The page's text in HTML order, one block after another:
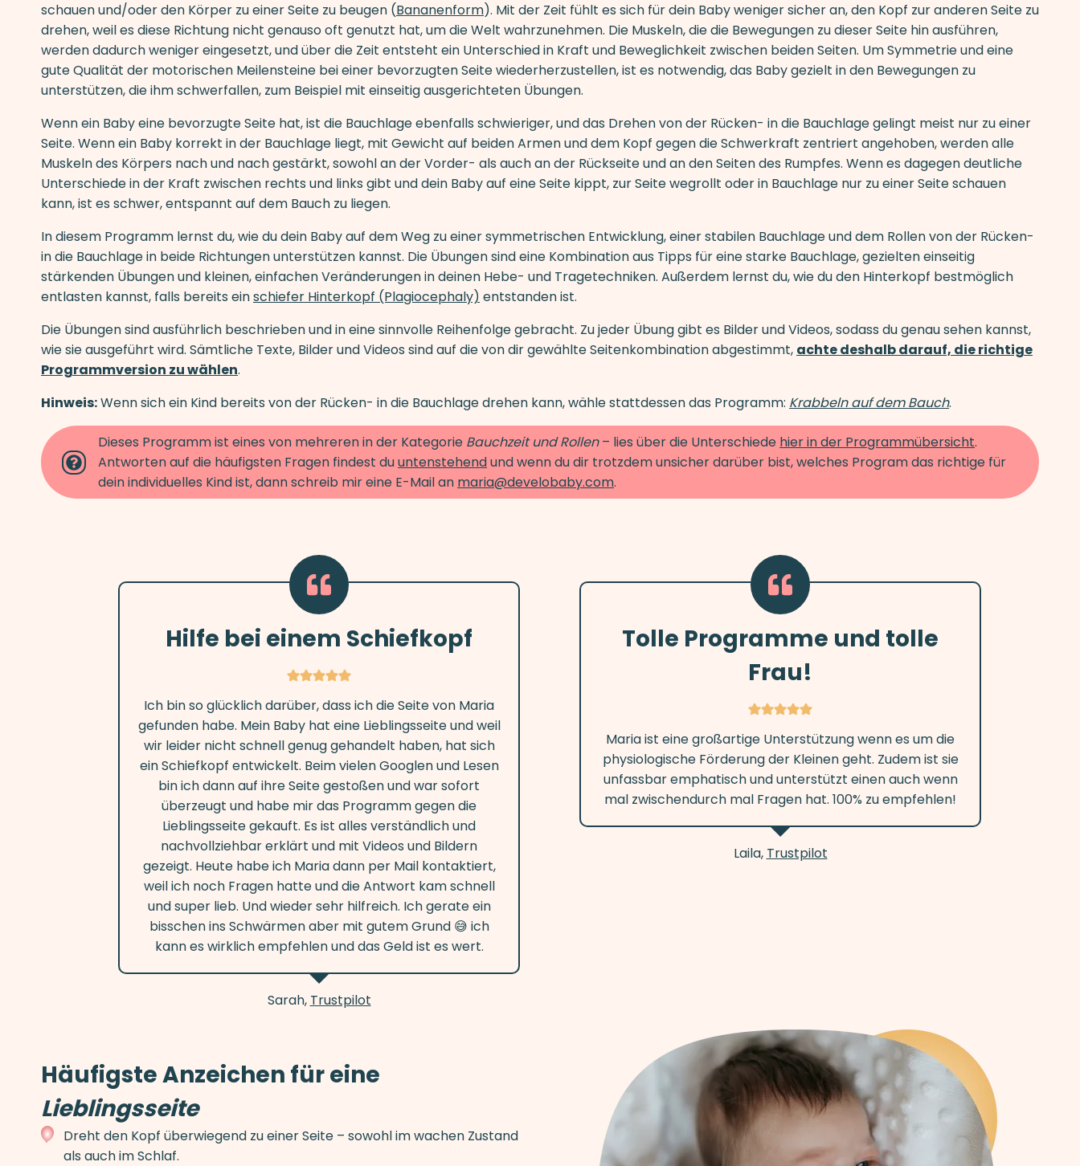
schauen und/oder den Körper zu einer Seite zu beugen (Bananenform). Mit der Zeit fühlt es sich für dein Baby weniger sicher an, den Kopf zur anderen Seite zu
drehen, weil es diese Richtung nicht genauso oft genutzt hat, um die Welt wahrzunehmen. Die Muskeln, die die Bewegungen zu dieser Seite hin ausführen,
werden dadurch weniger eingesetzt, und über die Zeit entsteht ein Unterschied in Kraft und Beweglichkeit zwischen beiden Seiten. Um Symmetrie und eine
gute Qualität der motorischen Meilensteine bei einer bevorzugten Seite wiederherzustellen, ist es notwendig, das Baby gezielt in den Bewegungen zu
unterstützen, die ihm schwerfallen, zum Beispiel mit einseitig ausgerichteten Übungen.
Wenn ein Baby eine bevorzugte Seite hat, ist die Bauchlage ebenfalls schwieriger, und das Drehen von der Rücken- in die Bauchlage gelingt meist nur zu einer
Seite. Wenn ein Baby korrekt in der Bauchlage liegt, mit Gewicht auf beiden Armen und dem Kopf gegen die Schwerkraft zentriert angehoben, werden alle
Muskeln des Körpers nach und nach gestärkt, sowohl an der Vorder- als auch an der Rückseite und an den Seiten des Rumpfes. Wenn es dagegen deutliche
Unterschiede in der Kraft zwischen rechts und links gibt und dein Baby auf eine Seite kippt, zur Seite wegrollt oder in Bauchlage nur zu einer Seite schauen
kann, ist es schwer, entspannt auf dem Bauch zu liegen.
In diesem Programm lernst du, wie du dein Baby auf dem Weg zu einer symmetrischen Entwicklung, einer stabilen Bauchlage und dem Rollen von der Rücken-
in die Bauchlage in beide Richtungen unterstützen kannst. Die Übungen sind eine Kombination aus Tipps für eine starke Bauchlage, gezielten einseitig
stärkenden Übungen und kleinen, einfachen Veränderungen in deinen Hebe- und Tragetechniken. Außerdem lernst du, wie du den Hinterkopf bestmöglich
entlasten kannst, falls bereits einschiefer Hinterkopf (Plagiocephaly) entstanden ist.
Die Übungen sind ausführlich beschrieben und in eine sinnvolle Reihenfolge gebracht. Zu jeder Übung gibt es Bilder und Videos, sodass du genau sehen kannst,
wie sie ausgeführt wird. Sämtliche Texte, Bilder und Videos sind auf die von dir gewählte Seitenkombination abgestimmt, achte deshalb darauf, die richtige
Programmversion zu wählen.
Hinweis:Wenn sich ein Kind bereits von der Rücken- in die Bauchlage drehen kann, wähle stattdessen das Programm: Krabbeln auf dem Bauch.
Dieses Programm ist eines von mehreren in der Kategorie Bauchzeit und Rollen– lies über die Unterschiede hier in der Programmübersicht.
Antworten auf die häufigsten Fragen findest duuntenstehendund wenn du dir trotzdem unsicher darüber bist, welches Program das richtige für
dein individuelles Kind ist, dann schreib mir eine E-Mail an maria@develobaby.com.
Hilfe bei einem Schiefkopf
Ich bin so glücklich darüber, dass ich die Seite von Maria
gefunden habe. Mein Baby hat eine Lieblingsseite und weil
wir leider nicht schnell genug gehandelt haben, hat sich
ein Schiefkopf entwickelt. Beim vielen Googlen und Lesen
bin ich dann auf ihre Seite gestoßen und war sofort
überzeugt und habe mir das Programm gegen die
Lieblingsseite gekauft. Es ist alles verständlich und
nachvollziehbar erklärt und mit Videos und Bildern
gezeigt. Heute habe ich Maria dann per Mail kontaktiert,
weil ich noch Fragen hatte und die Antwort kam schnell
und super lieb. Und wieder sehr hilfreich. Ich gerate ein
bisschen ins Schwärmen aber mit gutem Grund 😅 ich
kann es wirklich empfehlen und das Geld ist es wert.
Sarah, Trustpilot
Tolle Programme und tolle
Frau!
Maria ist eine großartige Unterstützung wenn es um die
physiologische Förderung der Kleinen geht. Zudem ist sie
unfassbar emphatisch und unterstützt einen auch wenn
mal zwischendurch mal Fragen hat. 100% zu empfehlen!
Laila, Trustpilot
Häufigste Anzeichen für eine
Lieblingsseite
Dreht den Kopf überwiegend zu einer Seite – sowohl im wachen Zustand
als auch im Schlaf.